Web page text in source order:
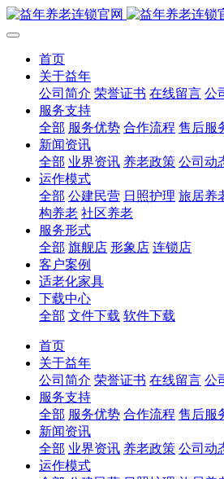
首页
关于益年
公司简介 荣誉证书 在线留言 公
服务支持
全部 服务优势 合作流程 售后服
新闻资讯
全部 业界资讯 养老政策 公司动
运作模式
全部 公建民营 日照护理 旅居养
构养老 社区养老
服务形式
全部 旗舰店 形象店 连锁店
客户案例
适老化家具
下载中心
全部 文件下载 软件下载
首页
关于益年
公司简介 荣誉证书 在线留言 公
服务支持
全部 服务优势 合作流程 售后服
新闻资讯
全部 业界资讯 养老政策 公司动
运作模式